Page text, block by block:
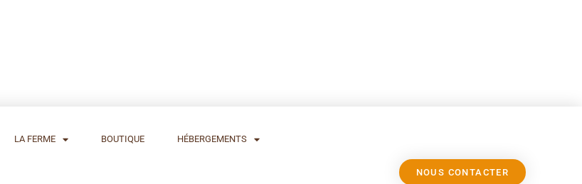
LA FERME BOUTIQUE HÉBERGEMENTS
NOUS CONTACTER